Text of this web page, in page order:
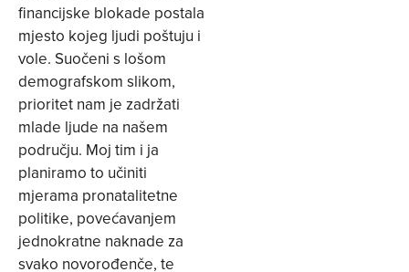
financijske blokade postala
mjesto kojeg ljudi poštuju i
vole. Suočeni s lošom
demografskom slikom,
prioritet nam je zadržati
mlade ljude na našem
području. Moj tim i ja
planiramo to učiniti
mjerama pronatalitetne
politike, povećavanjem
jednokratne naknade za
svako novorođenče, te